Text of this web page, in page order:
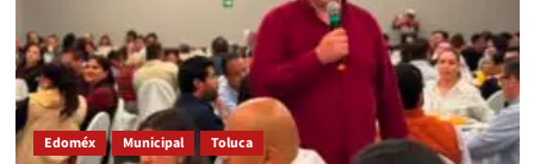
Edoméx Municipal Toluca